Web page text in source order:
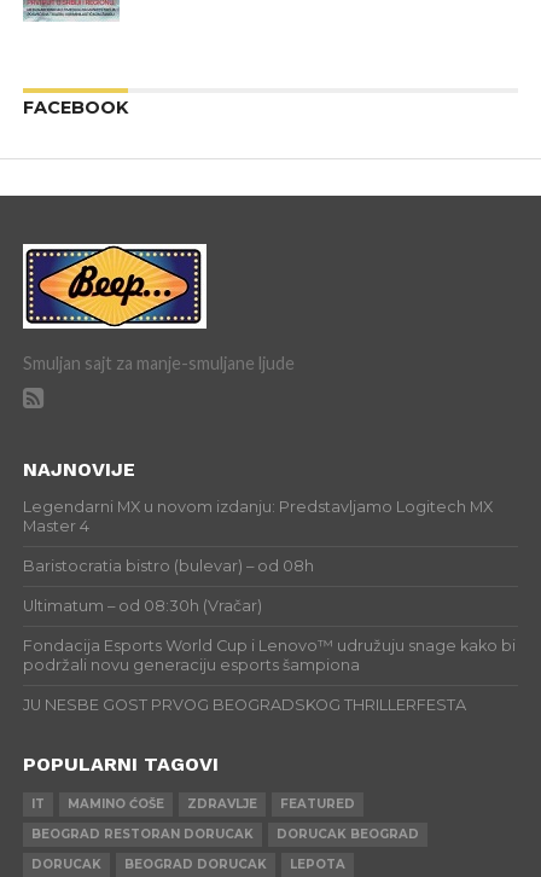
FACEBOOK
Smuljan sajt za manje-smuljane ljude
NAJNOVIJE
Legendarni MX u novom izdanju: Predstavljamo Logitech MX
Master 4
Baristocratia bistro (bulevar) – od 08h
Ultimatum – od 08:30h (Vračar)
Fondacija Esports World Cup i Lenovo™ udružuju snage kako bi
podržali novu generaciju esports šampiona
JU NESBE GOST PRVOG BEOGRADSKOG THRILLERFESTA
POPULARNI TAGOVI
IT MAMINO ĆOŠE ZDRAVLJE
FEATURED
BEOGRAD RESTORAN DORUCAK
DORUCAK BEOGRAD
DORUCAK
BEOGRAD DORUCAK LEPOTA